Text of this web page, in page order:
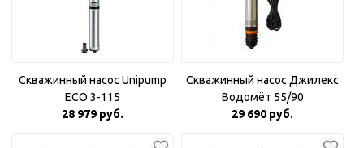
Скважинный насос Unipump
ECO 3-115
28 979 руб.
Скважинный насос Джилекс
Водомёт 55/90
29 690 руб.